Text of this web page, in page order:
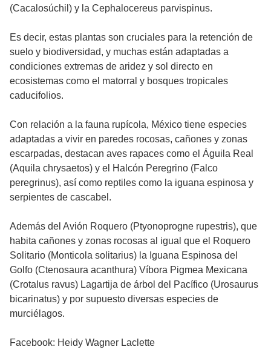
(Cacalosúchil) y la Cephalocereus parvispinus.
Es decir, estas plantas son cruciales para la retención de
suelo y biodiversidad, y muchas están adaptadas a
condiciones extremas de aridez y sol directo en
ecosistemas como el matorral y bosques tropicales
caducifolios.
Con relación a la fauna rupícola, México tiene especies
adaptadas a vivir en paredes rocosas, cañones y zonas
escarpadas, destacan aves rapaces como el Águila Real
(Aquila chrysaetos) y el Halcón Peregrino (Falco
peregrinus), así como reptiles como la iguana espinosa y
serpientes de cascabel.
Además del Avión Roquero (Ptyonoprogne rupestris), que
habita cañones y zonas rocosas al igual que el Roquero
Solitario (Monticola solitarius) la Iguana Espinosa del
Golfo (Ctenosaura acanthura) Víbora Pigmea Mexicana
(Crotalus ravus) Lagartija de árbol del Pacífico (Urosaurus
bicarinatus) y por supuesto diversas especies de
murciélagos.
Facebook: Heidy Wagner Laclette